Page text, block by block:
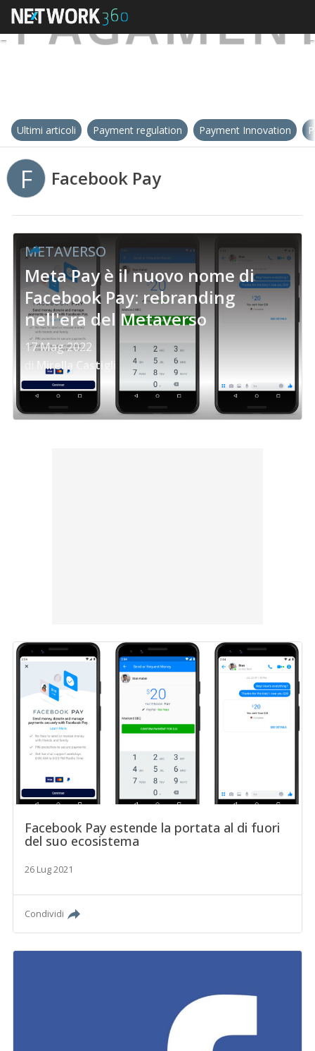
Ultimi articoli Payment regulation Payment Innovation
F Facebook Pay
METAVERSO
Meta Pay è il nuovo nome di
Facebook Pay: rebranding
nell'era del Metaverso
17 Mag 2022
di Mirella Castigli
Facebook Pay estende la portata al di fuori
del suo ecosistema
26 Lug 2021
Condividi